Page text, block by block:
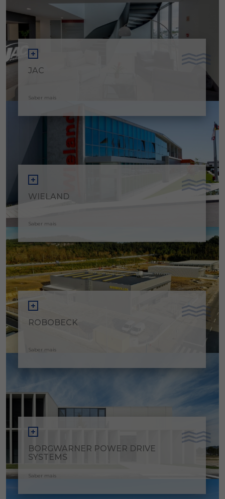
JAC
Saber mais
WIELAND
Saber mais
ROBOBECK
Saber mais
BORGWARNER POWER DRIVE
SYSTEMS
Saber mais